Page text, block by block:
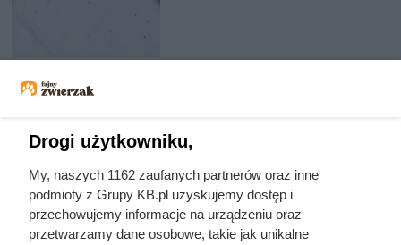
właśnie wchodzi do domów.
Drogi użytkowniku,
My, naszych 1162 zaufanych partnerów oraz inne
podmioty z Grupy KB.pl uzyskujemy dostęp i
przechowujemy informacje na urządzeniu oraz
przetwarzamy dane osobowe, takie jak unikalne